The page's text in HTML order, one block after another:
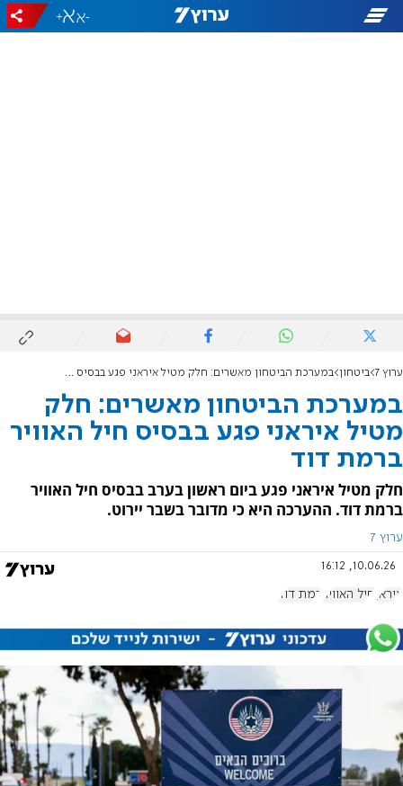
-
+
ערוץ 7 ביטחון במערכת הביטחון מאשרים: חלק מטיל איראני פגע בבסיס חיל האוויר ברמת דוד
במערכת הביטחון מאשרים: חלק
מטיל איראני פגע בבסיס חיל האוויר
ברמת דוד
חלק מטיל איראני פגע ביום ראשון בערב בבסיס חיל האוויר
ברמת דוד. ההערכה היא כי מדובר בשבר יירוט.
ערוץ 7
10.06.26, 16:12
איראן חיל האוויר רמת דוד